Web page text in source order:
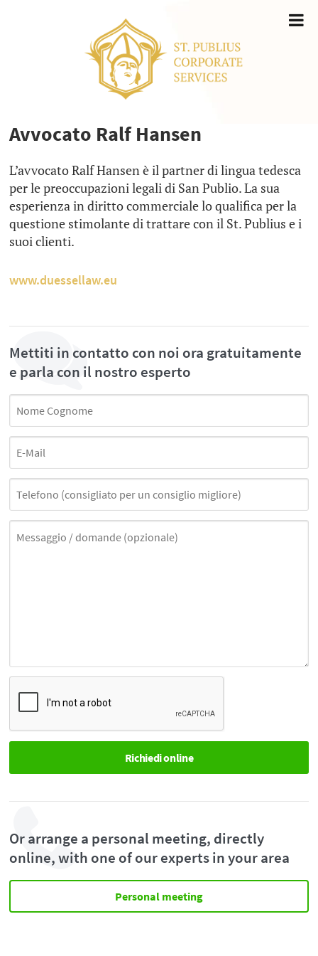
Avvocato Ralf Hansen
L’avvocato Ralf Hansen è il partner di lingua tedesca
per le preoccupazioni legali di San Publio. La sua
esperienza in diritto commerciale lo qualifica per la
questione stimolante di trattare con il St. Publius e i
suoi clienti.
www.duessellaw.eu
Mettiti in contatto con noi ora gratuitamente
e parla con il nostro esperto
Or arrange a personal meeting, directly
online, with one of our experts in your area
Personal meeting